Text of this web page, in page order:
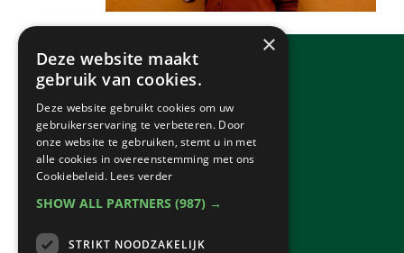
×
Deze website maakt
gebruik van cookies.
Deze website gebruikt cookies om uw
gebruikerservaring te verbeteren. Door
onze website te gebruiken, stemt u in met
alle cookies in overeenstemming met ons
Cookiebeleid. Lees verder
SHOW ALL PARTNERS (987) →
STRIKT NOODZAKELIJK